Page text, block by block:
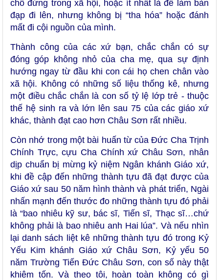
chỗ đứng trong xã hội, hoặc ít nhất là để làm bàn
đạp đi lên, nhưng không bị “tha hóa” hoặc đánh
mất đi cội nguồn của mình.
Thành công của các xứ bạn, chắc chắn có sự
đóng góp không nhỏ của cha mẹ, qua sự định
hướng ngay từ đầu khi con cái họ chen chân vào
xã hội. Không có những số liệu thống kê, nhưng
một điều chắc chắn là con số tỷ lệ lớp trẻ - thuộc
thế hệ sinh ra và lớn lên sau 75 của các giáo xứ
khác, thành đạt cao hơn Châu Sơn rất nhiều.
Còn nhớ trong một bài huấn từ của Đức Cha Trịnh
Chính Trực, cựu Cha Chính xứ Châu Sơn, nhân
dịp chuẩn bị mừng kỷ niệm Ngân khánh Giáo xứ,
khi đề cập đến những thành tựu đã đạt được của
Giáo xứ sau 50 năm hình thành và phát triển, Ngài
nhấn mạnh đến thước đo những thành tựu đó phải
là “bao nhiêu kỹ sư, bác sĩ, Tiến sĩ, Thạc sĩ…chứ
không phải là bao nhiêu anh Hai lúa”. Và nếu nhìn
lại danh sách liệt kê những thành tựu đó trong Kỷ
Yếu Kim khánh Giáo xứ Châu Sơn, Kỷ yếu 50
năm Trường Tiến Đức Châu Sơn, con số này thật
khiêm tốn. Và theo tôi, hoàn toàn không có gì